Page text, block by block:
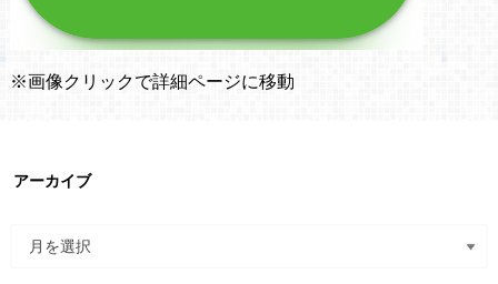
※画像クリックで詳細ページに移動
アーカイブ